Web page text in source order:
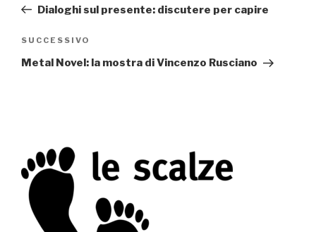
precedente:
Dialoghi sul presente: discutere per capire
Articolo
successivo
SUCCESSIVO
Metal Novel: la mostra di Vincenzo Rusciano